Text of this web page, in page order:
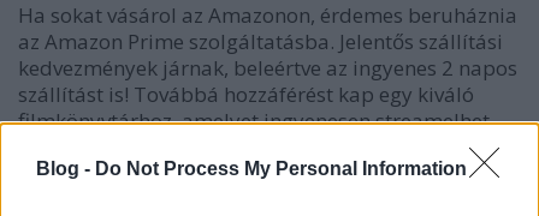
Blog - Do Not Process My Personal Information
Ha sokat vásárol az Amazonon, érdemes beruháznia
az Amazon Prime szolgáltatásba. Jelentős szállítási
kedvezmények járnak, beleértve az ingyenes 2 napos
szállítást is! Továbbá hozzáférést kap egy kiváló
filmkönyvtárhoz, amelyet ingyenesen streamelhet.